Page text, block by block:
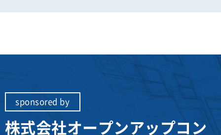
sponsored by
株式会社オープンアップコン